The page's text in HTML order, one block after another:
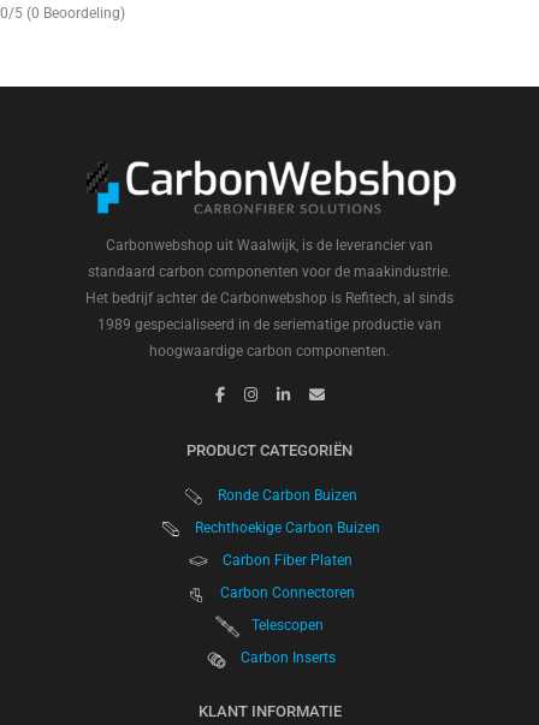
0/5 (0 Beoordeling)
Carbonwebshop uit Waalwijk, is de leverancier van
standaard carbon componenten voor de maakindustrie.
Het bedrijf achter de Carbonwebshop is Refitech, al sinds
1989 gespecialiseerd in de seriematige productie van
hoogwaardige carbon componenten.
PRODUCT CATEGORIËN
Ronde Carbon Buizen
Rechthoekige Carbon Buizen
Carbon Fiber Platen
Carbon Connectoren
Telescopen
Carbon Inserts
KLANT INFORMATIE